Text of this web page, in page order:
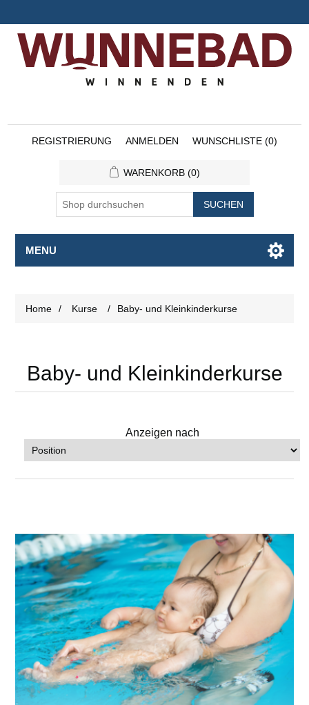
REGISTRIERUNG ANMELDEN WUNSCHLISTE (0)
WARENKORB (0)
SUCHEN
MENU
Home / Kurse / Baby- und Kleinkinderkurse
Baby- und Kleinkinderkurse
Anzeigen nach